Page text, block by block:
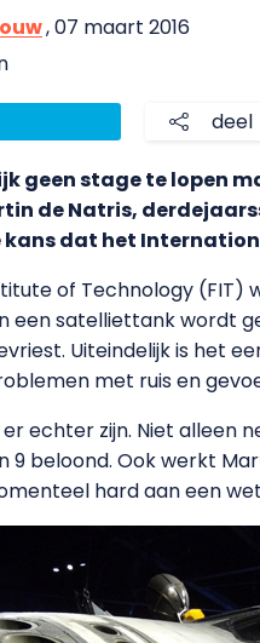
, 07 maart 2016
deel
geen stage te lopen
de Natris,
kans dat het
of Technology
een satelliettank wordt
Uiteindelijk is het
met ruis en
echter zijn. Niet alleen
9 beloond. Ook werkt
hard aan een